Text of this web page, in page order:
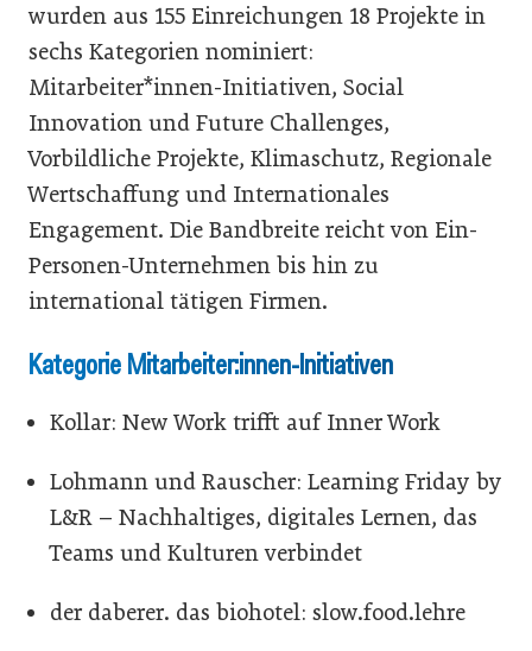
wurden aus 155 Einreichungen 18 Projekte in
sechs Kategorien nominiert:
Mitarbeiter*innen-Initiativen, Social
Innovation und Future Challenges,
Vorbildliche Projekte, Klimaschutz, Regionale
Wertschaffung und Internationales
Engagement. Die Bandbreite reicht von Ein-
Personen-Unternehmen bis hin zu
international tätigen Firmen.
Kategorie Mitarbeiter:innen-Initiativen
Kollar: New Work trifft auf Inner Work
Lohmann und Rauscher: Learning Friday by
L&R – Nachhaltiges, digitales Lernen, das
Teams und Kulturen verbindet
der daberer. das biohotel: slow.food.lehre